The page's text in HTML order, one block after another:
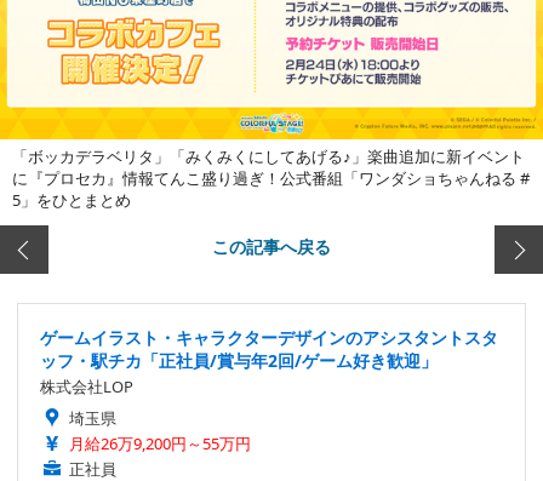
「ボッカデラベリタ」「みくみくにしてあげる♪」楽曲追加に新イベント
に『プロセカ』情報てんこ盛り過ぎ！公式番組「ワンダショちゃんねる #
5」をひとまとめ
この記事へ戻る
ゲームイラスト・キャラクターデザインのアシスタントスタ
ッフ・駅チカ「正社員/賞与年2回/ゲーム好き歓迎」
株式会社LOP
埼玉県
月給26万9,200円～55万円
正社員